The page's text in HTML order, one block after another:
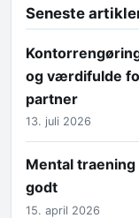
Seneste
og værdifulde
partner
13. juli 2026
Mental
godt
15. april 2026